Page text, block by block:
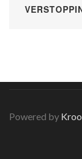
Powered by